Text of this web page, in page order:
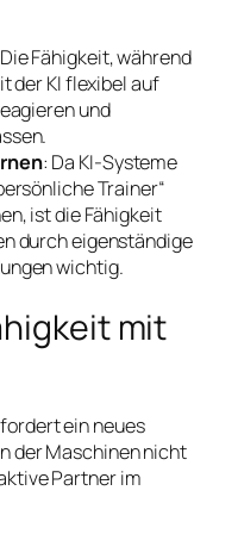
Fähigkeit, während
der KI flexibel auf
und
: Da KI-Systeme
Trainer“
ist die Fähigkeit
durch eigenständige
wichtig.
mit
ein neues
der Maschinen nicht
Partner im